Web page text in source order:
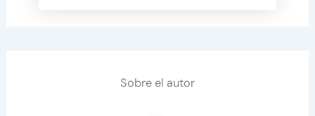
Sobre el autor